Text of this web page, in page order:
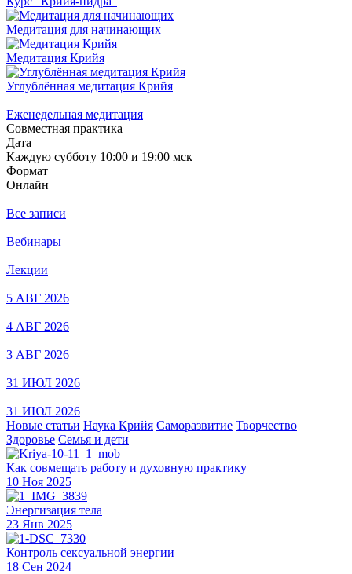
Медитация для начинающих
Медитация Крийя
Углублённая медитация Крийя
Еженедельная медитация
Совместная практика
Дата
Каждую субботу 10:00 и 19:00 мск
Формат
Онлайн
Все записи
Вебинары
Лекции
5 АВГ 2026
4 АВГ 2026
3 АВГ 2026
31 ИЮЛ 2026
31 ИЮЛ 2026
Новые статьи Наука Крийя Саморазвитие Творчество
Здоровье Семья и дети
Как совмещать работу и духовную практику
10 Ноя 2025
Энергизация тела
23 Янв 2025
Контроль сексуальной энергии
18 Сен 2024